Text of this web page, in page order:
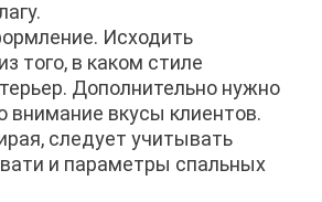
Исходить
того, в каком стиле
Дополнительно нужно
внимание вкусы клиентов.
следует учитывать
и параметры спальных